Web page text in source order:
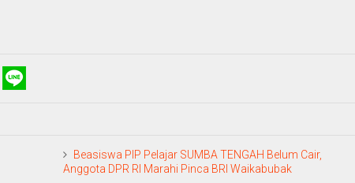
Beasiswa PIP Pelajar SUMBA TENGAH Belum Cair,
Anggota DPR RI Marahi Pinca BRI Waikabubak